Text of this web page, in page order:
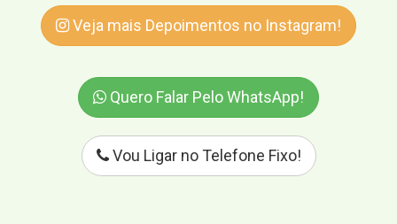
Veja mais Depoimentos no Instagram!
Quero Falar Pelo WhatsApp!
Vou Ligar no Telefone Fixo!